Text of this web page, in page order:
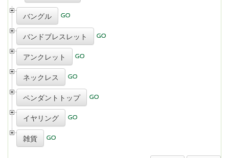
バングル
バンドブレスレット
アンクレット
ネックレス
ペンダントトップ
イヤリング
雑貨